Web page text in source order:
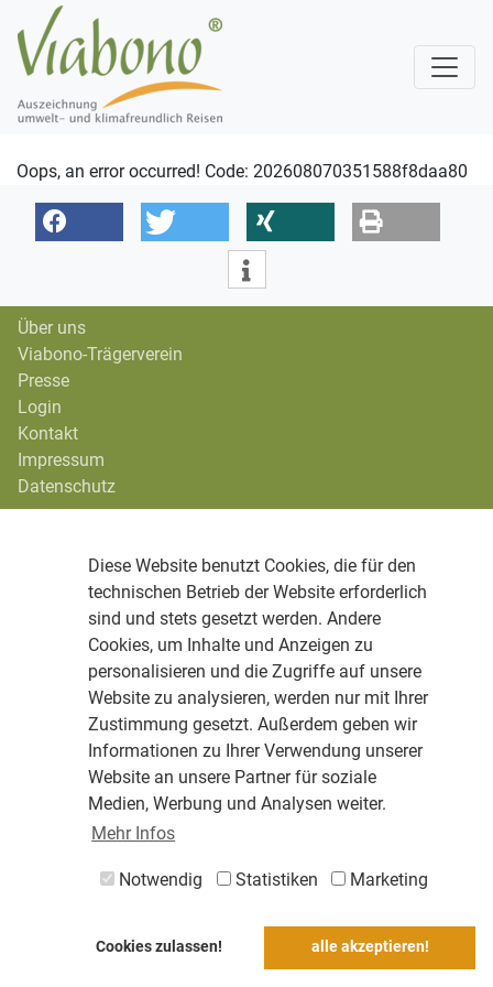
Diese Website benutzt Cookies, die für den
technischen Betrieb der Website erforderlich
sind und stets gesetzt werden. Andere
Cookies, um Inhalte und Anzeigen zu
personalisieren und die Zugriffe auf unsere
Website zu analysieren, werden nur mit Ihrer
Zustimmung gesetzt. Außerdem geben wir
Informationen zu Ihrer Verwendung unserer
Website an unsere Partner für soziale
Medien, Werbung und Analysen weiter.
Mehr Infos
Notwendig Statistiken Marketing
Cookies zulassen! alle akzeptieren!
Oops, an error occurred! Code: 202608070351588f8daa80
Über uns
Viabono-Trägerverein
Presse
Login
Kontakt
Impressum
Datenschutz